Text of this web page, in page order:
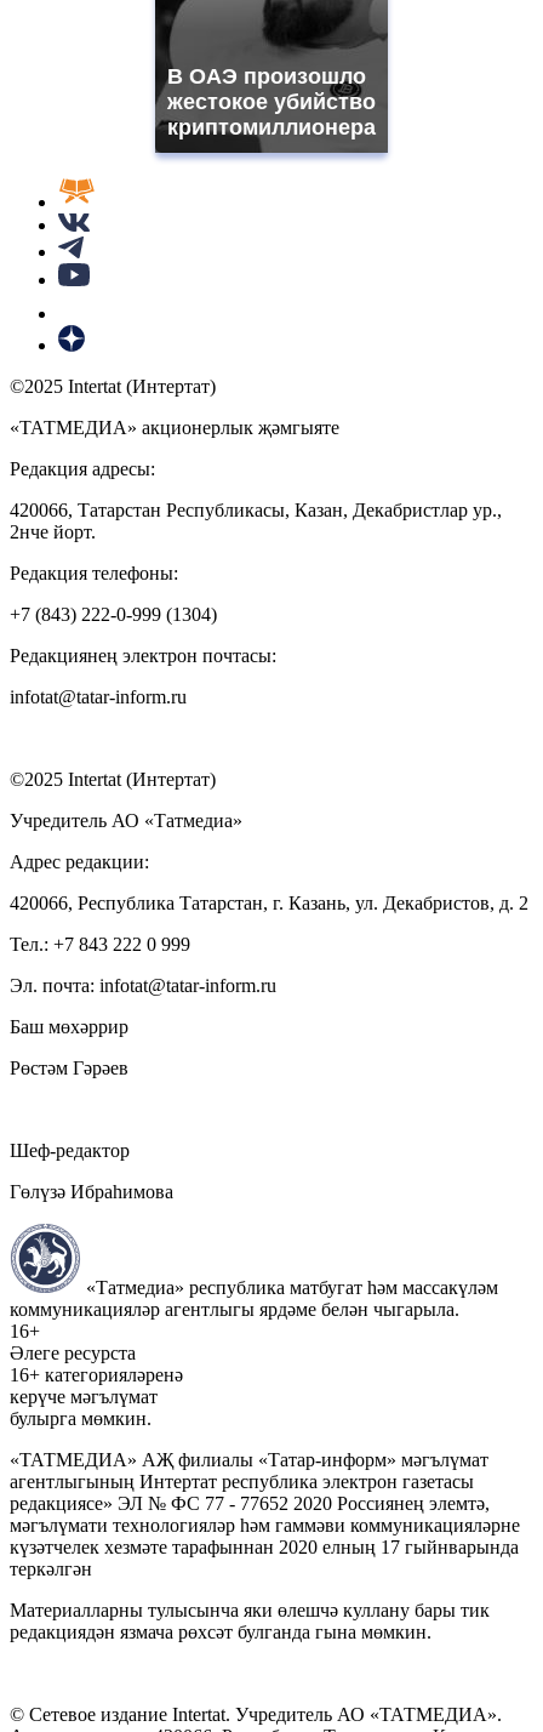
В ОАЭ произошло
жестокое убийство
криптомиллионера
©2025 Intertat (Интертат)
«ТАТМЕДИА» акционерлык җәмгыяте
Редакция адресы:
420066, Татарстан Республикасы, Казан, Декабристлар ур.,
2нче йорт.
Редакция телефоны:
+7 (843) 222-0-999 (1304)
Редакциянең электрон почтасы:
infotat@tatar-inform.ru
©2025 Intertat (Интертат)
Учредитель АО «Татмедиа»
Адрес редакции:
420066, Республика Татарстан, г. Казань, ул. Декабристов, д. 2
Тел.: +7 843 222 0 999
Эл. почта: infotat@tatar-inform.ru
Баш мөхәррир
Рөстәм Гәрәев
Шеф-редактор
Гөлүзә Ибраһимова
«Татмедиа» республика матбугат һәм массакүләм
коммуникацияләр агентлыгы ярдәме белән чыгарыла.
16+
Әлеге ресурста
16+ категорияләренә
керүче мәгълүмат
булырга мөмкин.
«ТАТМЕДИА» АҖ филиалы «Татар-информ» мәгълүмат
агентлыгының Интертат республика электрон газетасы
редакциясе» ЭЛ № ФС 77 - 77652 2020 Россиянең элемтә,
мәгълүмати технологияләр һәм гаммәви коммуникацияләрне
күзәтчелек хезмәте тарафыннан 2020 елның 17 гыйнварында
теркәлгән
Материалларны тулысынча яки өлешчә куллану бары тик
редакциядән язмача рөхсәт булганда гына мөмкин.
© Сетевое издание Intertat. Учредитель АО «ТАТМЕДИА».